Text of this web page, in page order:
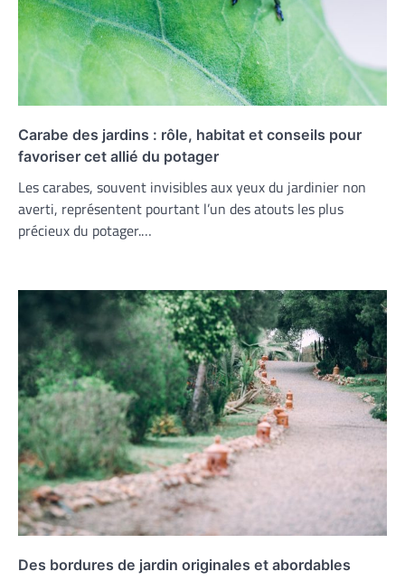
Carabe des jardins : rôle, habitat et conseils pour
favoriser cet allié du potager
Les carabes, souvent invisibles aux yeux du jardinier non
averti, représentent pourtant l’un des atouts les plus
précieux du potager.…
Des bordures de jardin originales et abordables